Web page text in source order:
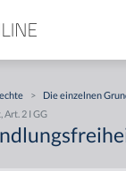
> Die einzelnen
2 I GG